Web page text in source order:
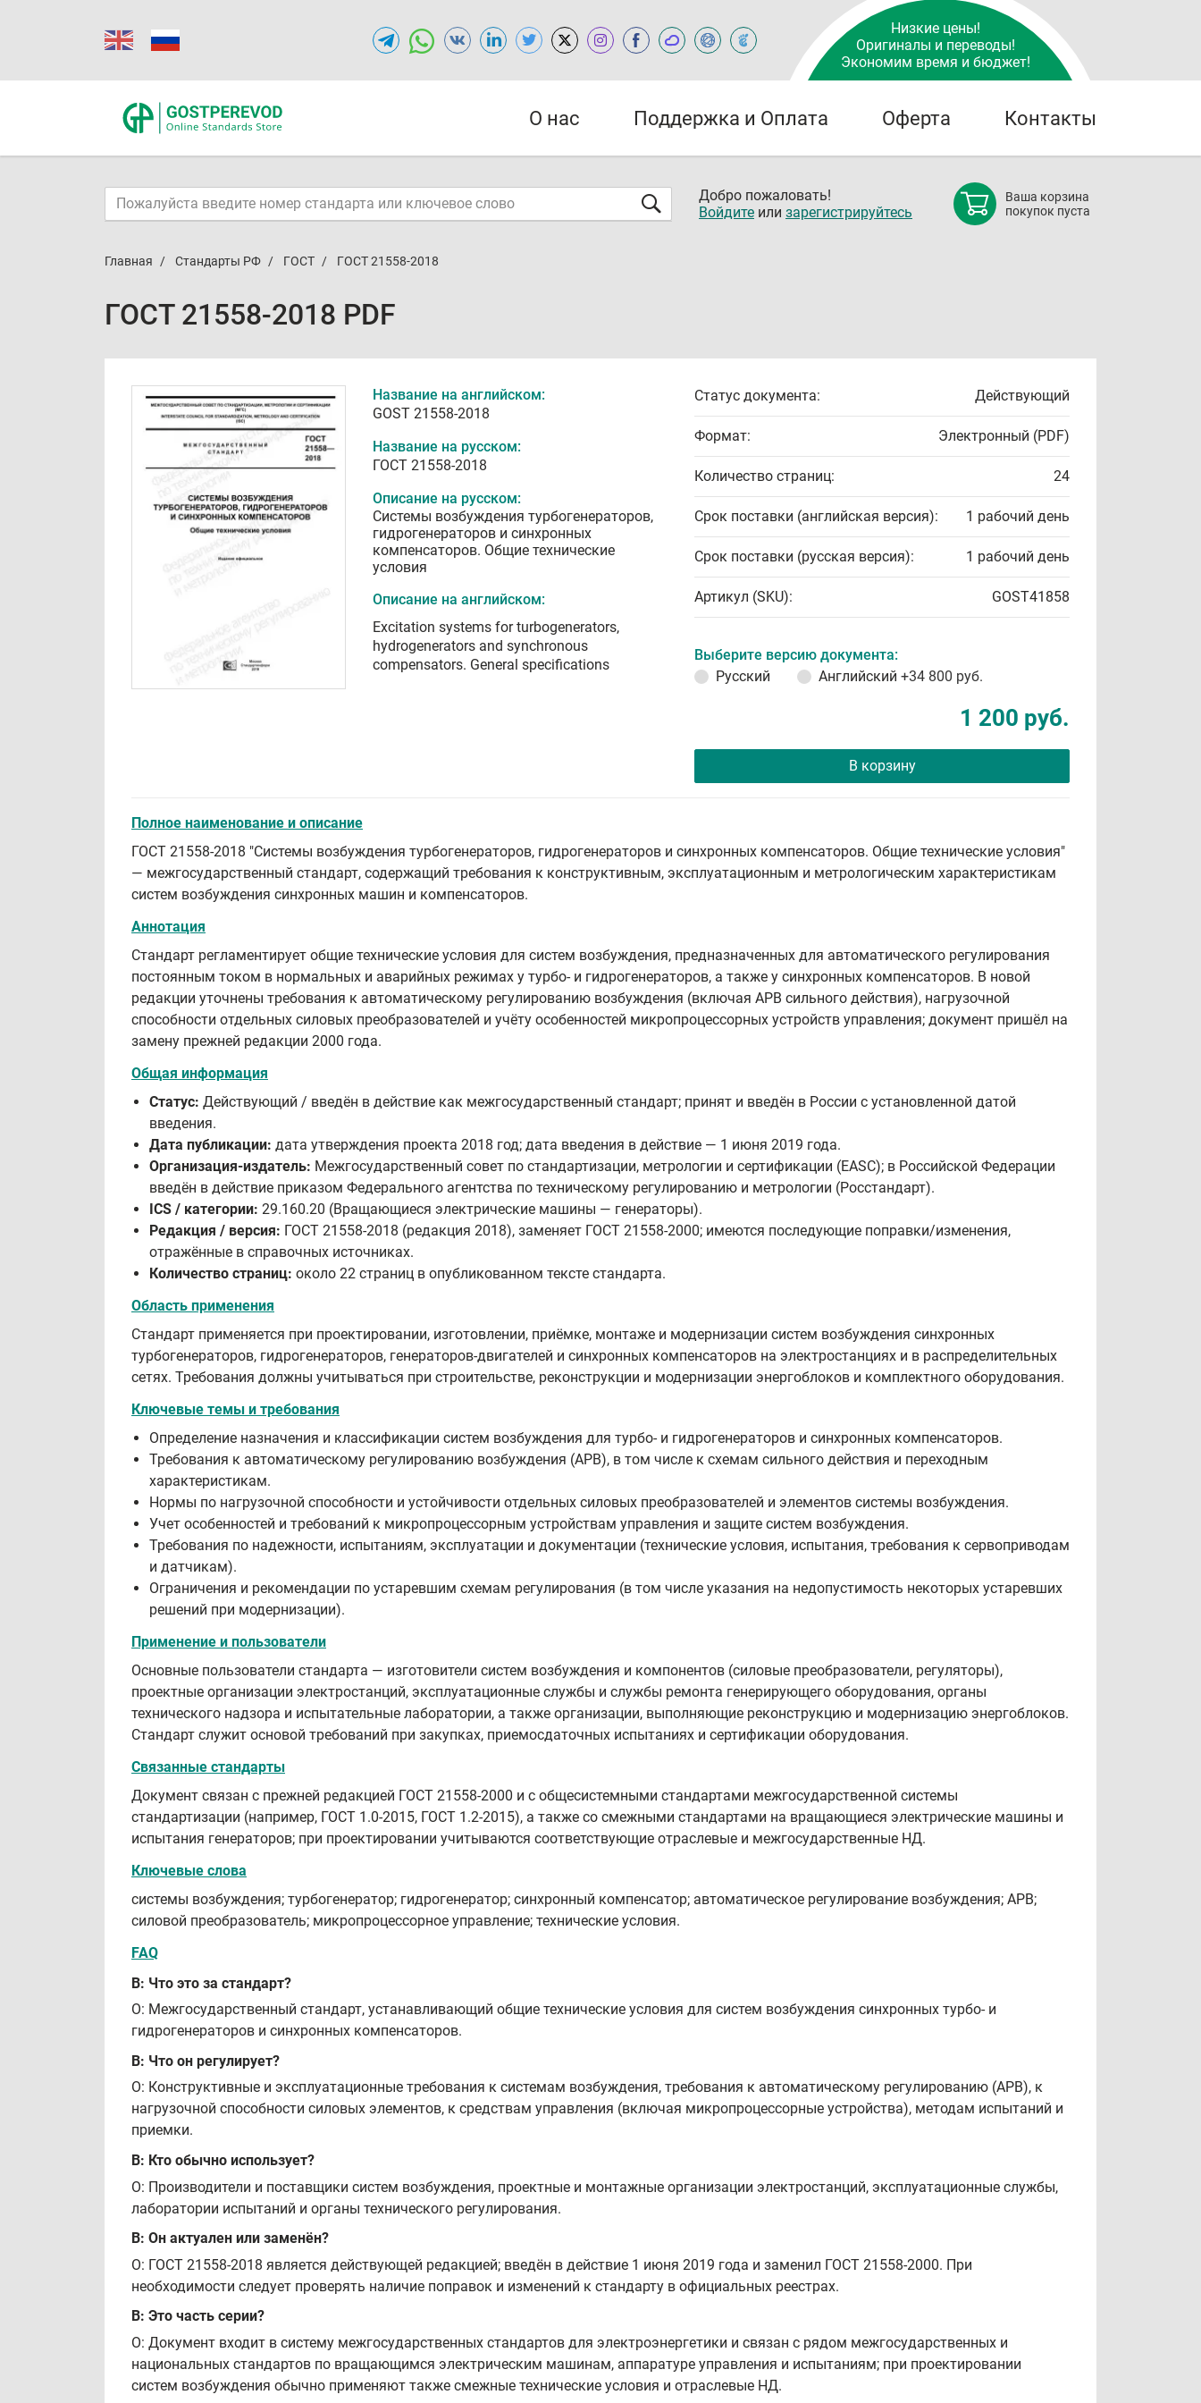
Низкие цены!
Оригиналы и переводы!
Экономим время и бюджет!
О нас Поддержка и Оплата Оферта Контакты
Добро пожаловать!
Войдите или зарегистрируйтесь
Ваша корзина
покупок пуста
Главная Стандарты РФ ГОСТ ГОСТ 21558-2018
ГОСТ 21558-2018 PDF
Название на английском:
GOST 21558-2018
Название на русском:
ГОСТ 21558-2018
Описание на русском:
Системы возбуждения турбогенераторов,
гидрогенераторов и синхронных
компенсаторов. Общие технические
условия
Описание на английском:
Excitation systems for turbogenerators,
hydrogenerators and synchronous
compensators. General specifications
Статус документа: Действующий
Формат: Электронный (PDF)
Количество страниц: 24
Срок поставки (английская версия): 1 рабочий день
Срок поставки (русская версия): 1 рабочий день
Артикул (SKU): GOST41858
Выберите версию документа:
Русский
Английский +34 800 руб.
1 200 руб.
В корзину
Полное наименование и описание
ГОСТ 21558-2018 "Системы возбуждения турбогенераторов, гидрогенераторов и синхронных компенсаторов. Общие технические условия"
— межгосударственный стандарт, содержащий требования к конструктивным, эксплуатационным и метрологическим характеристикам
систем возбуждения синхронных машин и компенсаторов.
Аннотация
Стандарт регламентирует общие технические условия для систем возбуждения, предназначенных для автоматического регулирования
постоянным током в нормальных и аварийных режимах у турбо‑ и гидрогенераторов, а также у синхронных компенсаторов. В новой
редакции уточнены требования к автоматическому регулированию возбуждения (включая АРВ сильного действия), нагрузочной
способности отдельных силовых преобразователей и учёту особенностей микропроцессорных устройств управления; документ пришёл на
замену прежней редакции 2000 года.
Общая информация
Статус: Действующий / введён в действие как межгосударственный стандарт; принят и введён в России с установленной датой
введения.
Дата публикации: дата утверждения проекта 2018 год; дата введения в действие — 1 июня 2019 года.
Организация-издатель: Межгосударственный совет по стандартизации, метрологии и сертификации (EASC); в Российской Федерации
введён в действие приказом Федерального агентства по техническому регулированию и метрологии (Росстандарт).
ICS / категории: 29.160.20 (Вращающиеся электрические машины — генераторы).
Редакция / версия: ГОСТ 21558-2018 (редакция 2018), заменяет ГОСТ 21558-2000; имеются последующие поправки/изменения,
отражённые в справочных источниках.
Количество страниц: около 22 страниц в опубликованном тексте стандарта.
Область применения
Стандарт применяется при проектировании, изготовлении, приёмке, монтаже и модернизации систем возбуждения синхронных
турбогенераторов, гидрогенераторов, генераторов‑двигателей и синхронных компенсаторов на электростанциях и в распределительных
сетях. Требования должны учитываться при строительстве, реконструкции и модернизации энергоблоков и комплектного оборудования.
Ключевые темы и требования
Определение назначения и классификации систем возбуждения для турбо‑ и гидрогенераторов и синхронных компенсаторов.
Требования к автоматическому регулированию возбуждения (АРВ), в том числе к схемам сильного действия и переходным
характеристикам.
Нормы по нагрузочной способности и устойчивости отдельных силовых преобразователей и элементов системы возбуждения.
Учет особенностей и требований к микропроцессорным устройствам управления и защите систем возбуждения.
Требования по надежности, испытаниям, эксплуатации и документации (технические условия, испытания, требования к сервоприводам
и датчикам).
Ограничения и рекомендации по устаревшим схемам регулирования (в том числе указания на недопустимость некоторых устаревших
решений при модернизации).
Применение и пользователи
Основные пользователи стандарта — изготовители систем возбуждения и компонентов (силовые преобразователи, регуляторы),
проектные организации электростанций, эксплуатационные службы и службы ремонта генерирующего оборудования, органы
технического надзора и испытательные лаборатории, а также организации, выполняющие реконструкцию и модернизацию энергоблоков.
Стандарт служит основой требований при закупках, приемосдаточных испытаниях и сертификации оборудования.
Связанные стандарты
Документ связан с прежней редакцией ГОСТ 21558-2000 и с общесистемными стандартами межгосударственной системы
стандартизации (например, ГОСТ 1.0‑2015, ГОСТ 1.2‑2015), а также со смежными стандартами на вращающиеся электрические машины и
испытания генераторов; при проектировании учитываются соответствующие отраслевые и межгосударственные НД.
Ключевые слова
системы возбуждения; турбогенератор; гидрогенератор; синхронный компенсатор; автоматическое регулирование возбуждения; АРВ;
силовой преобразователь; микропроцессорное управление; технические условия.
FAQ
В: Что это за стандарт?
О: Межгосударственный стандарт, устанавливающий общие технические условия для систем возбуждения синхронных турбо‑ и
гидрогенераторов и синхронных компенсаторов.
В: Что он регулирует?
О: Конструктивные и эксплуатационные требования к системам возбуждения, требования к автоматическому регулированию (АРВ), к
нагрузочной способности силовых элементов, к средствам управления (включая микропроцессорные устройства), методам испытаний и
приемки.
В: Кто обычно использует?
О: Производители и поставщики систем возбуждения, проектные и монтажные организации электростанций, эксплуатационные службы,
лаборатории испытаний и органы технического регулирования.
В: Он актуален или заменён?
О: ГОСТ 21558-2018 является действующей редакцией; введён в действие 1 июня 2019 года и заменил ГОСТ 21558-2000. При
необходимости следует проверять наличие поправок и изменений к стандарту в официальных реестрах.
В: Это часть серии?
О: Документ входит в систему межгосударственных стандартов для электроэнергетики и связан с рядом межгосударственных и
национальных стандартов по вращающимся электрическим машинам, аппаратуре управления и испытаниям; при проектировании
систем возбуждения обычно применяют также смежные технические условия и отраслевые НД.